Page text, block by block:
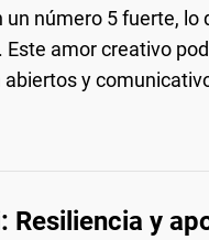
número 5 fuerte, lo
amor creativo
y
Resiliencia y